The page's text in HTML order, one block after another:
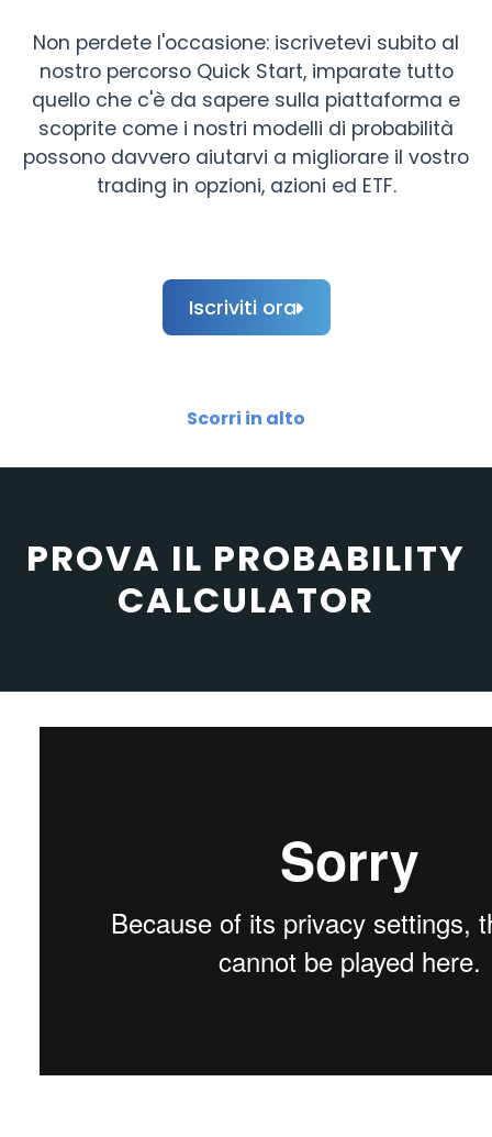
Non perdete l'occasione: iscrivetevi subito al
nostro percorso Quick Start, imparate tutto
quello che c'è da sapere sulla piattaforma e
scoprite come i nostri modelli di probabilità
possono davvero aiutarvi a migliorare il vostro
trading in opzioni, azioni ed ETF.
Iscriviti ora
Scorri in alto
PROVA IL PROBABILITY
CALCULATOR